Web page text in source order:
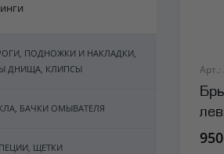
ПОДНОЖКИ И НАКЛАДКИ,
ДНИЩА, КЛИПСЫ
БАЧКИ ОМЫВАТЕЛЯ
ЩЕТКИ
Арт.: